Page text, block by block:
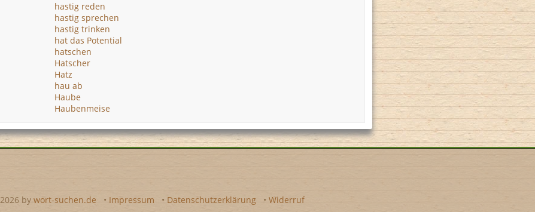
hastig reden
hastig sprechen
hastig trinken
hat das Potential
hatschen
Hatscher
Hatz
hau ab
Haube
Haubenmeise
by wort-suchen.de • Impressum • Datenschutzerklärung • Widerruf